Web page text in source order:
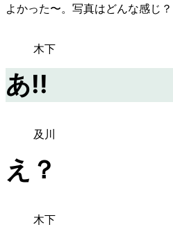
よかった〜。写真はどんな感じ？
木下
あ!!
及川
え？
木下